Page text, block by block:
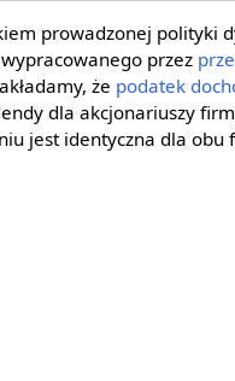
prowadzonej polityki
przez
że podatek
dla akcjonariuszy
jest identyczna dla obu